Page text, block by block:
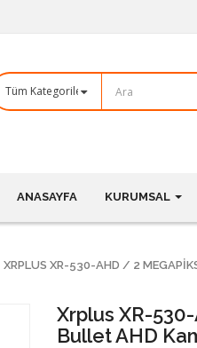
ANASAYFA KURUMSAL
XRPLUS XR-530-AHD / 2
Xrplus XR-
Bullet AHD